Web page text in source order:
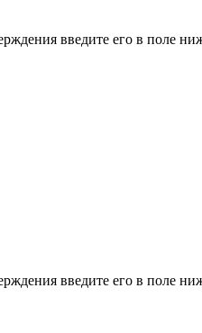
введите его в поле
введите его в поле